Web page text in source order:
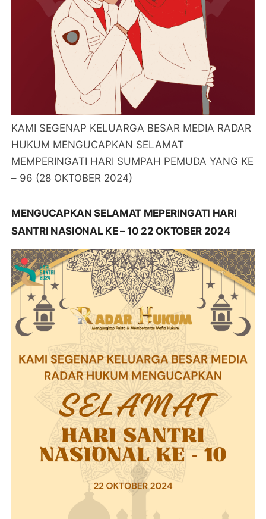
KAMI SEGENAP KELUARGA BESAR MEDIA RADAR
HUKUM MENGUCAPKAN SELAMAT
MEMPERINGATI HARI SUMPAH PEMUDA YANG KE
– 96 (28 OKTOBER 2024)
MENGUCAPKAN SELAMAT MEPERINGATI HARI
SANTRI NASIONAL KE – 10 22 OKTOBER 2024